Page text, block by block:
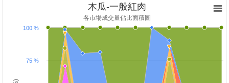
木瓜-一般紅肉
各市場成交量佔比面積圖
75 %
100 %